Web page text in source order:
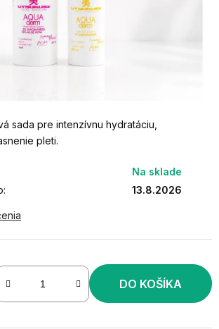
sada pre intenzívnu hydratáciu,
pleti.
Na sklade
13.8.2026
DO KOŠÍKA